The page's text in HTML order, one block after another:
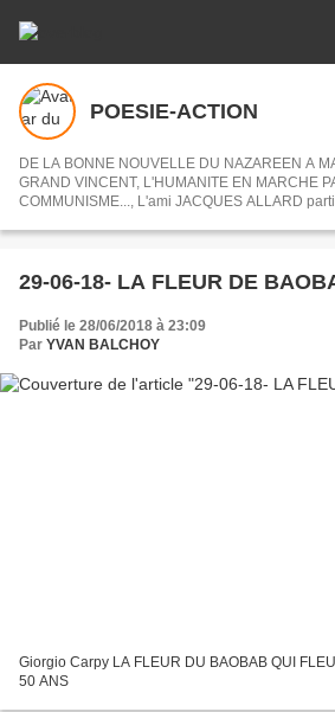
POESIE-ACTION
DE LA BONNE NOUVELLE DU NAZAREEN A MARX, DE DOSTOÏEVSKI AU
GRAND VINCENT, L'HUMANITE EN MARCHE
COMMUNISME..., L'ami JACQUES ALLARD participera à sa guise
articles choisis.
29-06-18- LA FLEUR DE
Publié le 28/06/2018 à 23:09
Par YVAN BALCHOY
Giorgio Carpy LA FLEUR DU BAOBAB QUI
50 ANS